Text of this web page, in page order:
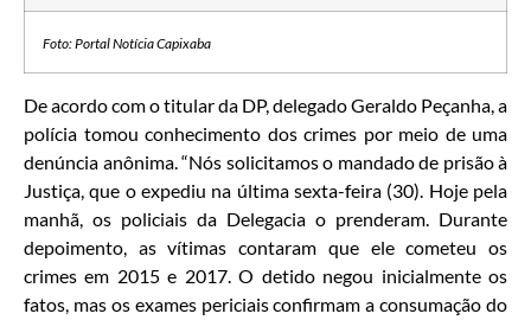
Foto: Portal Notícia Capixaba
De acordo com o titular da DP, delegado Geraldo Peçanha, a
polícia tomou conhecimento dos crimes por meio de uma
denúncia anônima. “Nós solicitamos o mandado de prisão à
Justiça, que o expediu na última sexta-feira (30). Hoje pela
manhã, os policiais da Delegacia o prenderam. Durante
depoimento, as vítimas contaram que ele cometeu os
crimes em 2015 e 2017. O detido negou inicialmente os
fatos, mas os exames periciais confirmam a consumação do